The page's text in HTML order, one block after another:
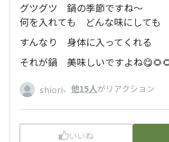
グツグツ 鍋の季節ですね〜
何を入れても どんな味にしても
すんなり 身体に入ってくれる
それが鍋 美味しいですよね
shiori、 他15人がリアクション
いいね